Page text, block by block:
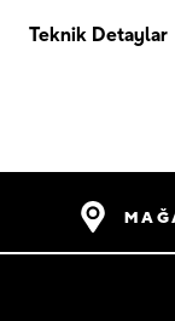
Teknik Detaylar